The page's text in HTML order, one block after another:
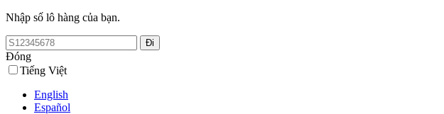
Nhập số lô hàng của bạn.
Đóng
Tiếng Việt
English
Español